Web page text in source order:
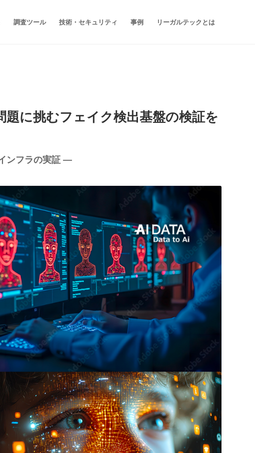
調査ツール 技術・セキュリティ 事例 リーガルテックとは
に挑むフェイク検出基盤の検証を
ンフラの実証 ―